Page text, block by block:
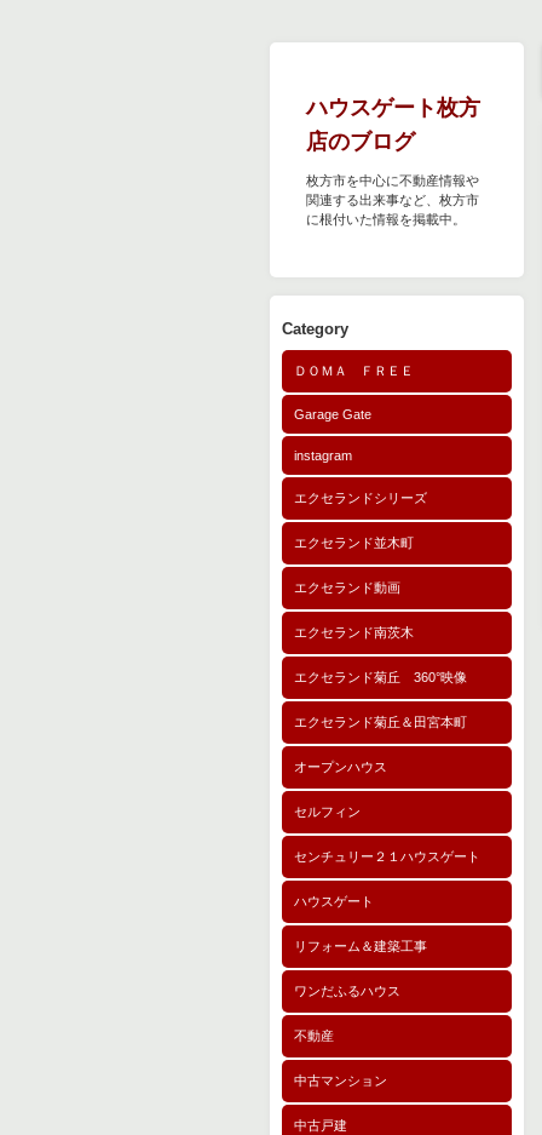
ハウスゲート枚方
店のブログ
枚方市を中心に不動産情報や
関連する出来事など、枚方市
に根付いた情報を掲載中。
Category
ＤＯＭＡ ＦＲＥＥ
Garage Gate
instagram
エクセランドシリーズ
エクセランド並木町
エクセランド動画
エクセランド南茨木
エクセランド菊丘 360°映像
エクセランド菊丘＆田宮本町
オープンハウス
セルフィン
センチュリー２１ハウスゲート
ハウスゲート
リフォーム＆建築工事
ワンだふるハウス
不動産
中古マンション
中古戸建